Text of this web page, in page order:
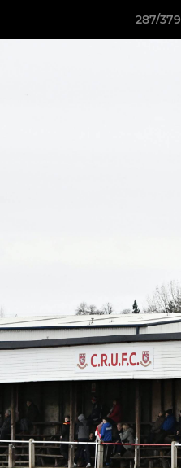
287/379